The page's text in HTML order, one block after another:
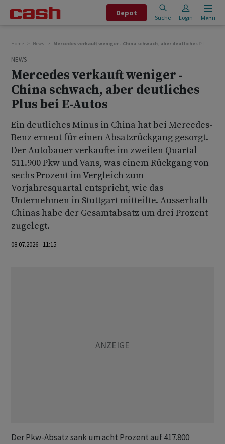
Depot
Suche Login Menu
Home News Mercedes verkauft weniger - China schwach, aber deutliches Plus bei
NEWS
Mercedes verkauft weniger -
China schwach, aber deutliches
Plus bei E-Autos
Ein deutliches Minus in China hat bei Mercedes-
Benz erneut für einen Absatzrückgang gesorgt.
Der Autobauer verkaufte im zweiten Quartal
511.900 Pkw und Vans, was einem Rückgang von
sechs Prozent im Vergleich zum
Vorjahresquartal entspricht, wie das
Unternehmen in Stuttgart mitteilte. Ausserhalb
Chinas habe der Gesamtabsatz um drei Prozent
zugelegt.
08.07.2026 11:15
Der Pkw-Absatz sank um acht Prozent auf 417.800